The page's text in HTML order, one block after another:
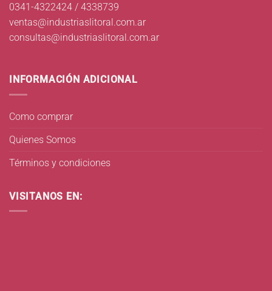
0341-4322424 / 4338739
ventas@industriaslitoral.com.ar
consultas@industriaslitoral.com.ar
INFORMACIÓN ADICIONAL
Como comprar
Quienes Somos
Términos y condiciones
VISITANOS EN: